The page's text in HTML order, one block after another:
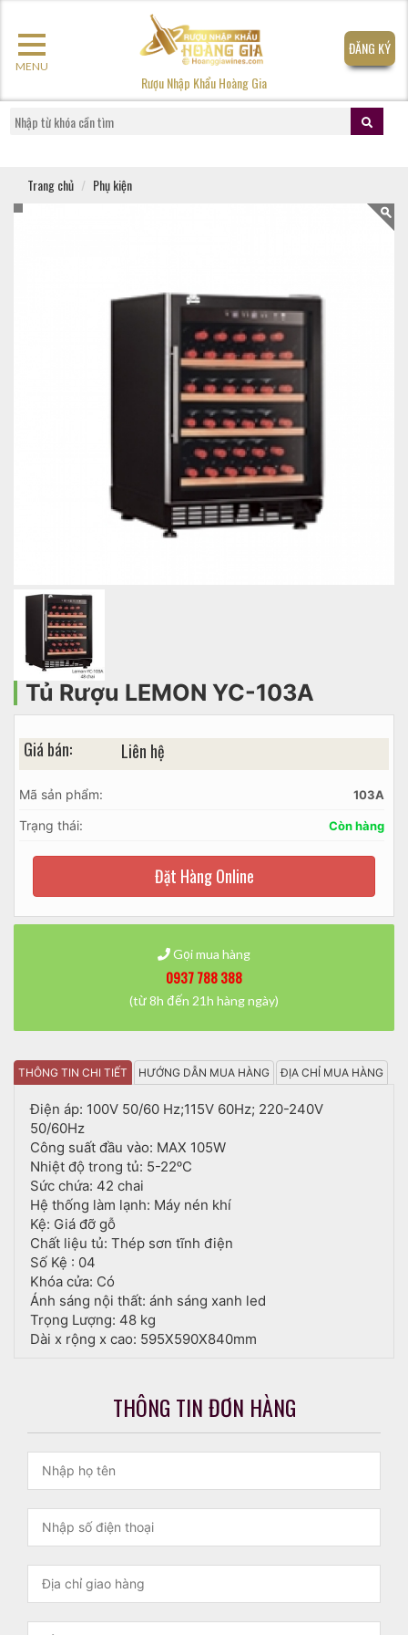
MENU
Rượu Nhập Khẩu Hoàng Gia
ĐĂNG KÝ
Trang chủ Phụ kiện
Tủ Rượu LEMON YC-103A
Giá bán: Liên hệ
Mã sản phẩm: 103A
Trạng thái: Còn hàng
Đặt Hàng Online
Gọi mua hàng
0937 788 388
(từ 8h đến 21h hàng ngày)
THÔNG TIN CHI TIẾT HƯỚNG DẪN MUA HÀNG ĐỊA CHỈ MUA HÀNG
Điện áp: 100V 50/60 Hz;115V 60Hz; 220-240V
50/60Hz
Công suất đầu vào: MAX 105W
Nhiệt độ trong tủ: 5-22ᵒC
Sức chứa: 42 chai
Hệ thống làm lạnh: Máy nén khí
Kệ: Giá đỡ gỗ
Chất liệu tủ: Thép sơn tĩnh điện
Số Kệ : 04
Khóa cửa: Có
Ánh sáng nội thất: ánh sáng xanh led
Trọng Lượng: 48 kg
Dài x rộng x cao: 595X590X840mm
THÔNG TIN ĐƠN HÀNG